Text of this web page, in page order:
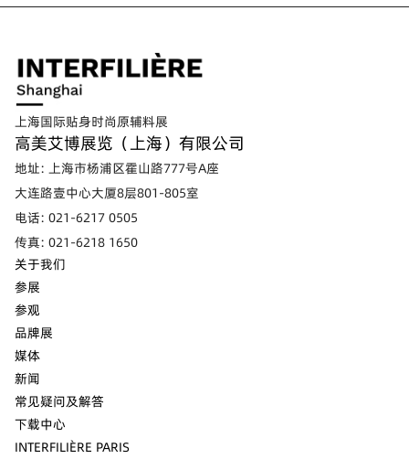
上海国际贴身时尚原辅料展
高美艾博展览（上海）有限公司
地址: 上海市杨浦区霍山路777号A座
大连路壹中心大厦8层801-805室
电话: 021-6217 0505
传真: 021-6218 1650
关于我们
参展
参观
品牌展
媒体
新闻
常见疑问及解答
下载中心
INTERFILIÈRE PARIS